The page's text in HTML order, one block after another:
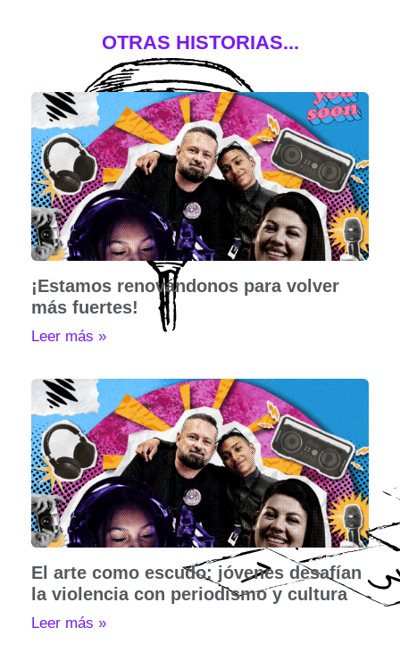
OTRAS HISTORIAS...
¡Estamos renovándonos para volver
más fuertes!
Leer más »
El arte como escudo: jóvenes desafían
la violencia con periodismo y cultura
Leer más »